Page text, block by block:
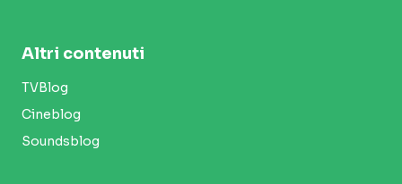
Altri contenuti
TVBlog
Cineblog
Soundsblog